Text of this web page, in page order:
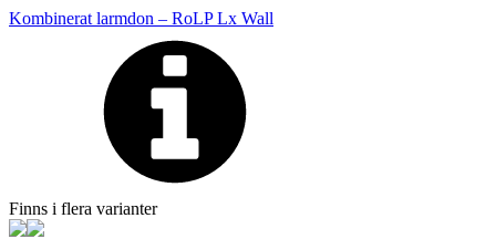
Kombinerat larmdon – RoLP Lx Wall
Finns i flera varianter